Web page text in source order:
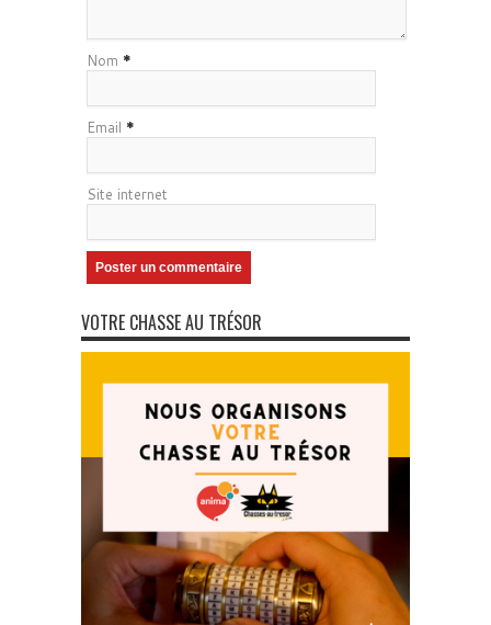
Nom *
Email *
Site internet
VOTRE CHASSE AU TRÉSOR